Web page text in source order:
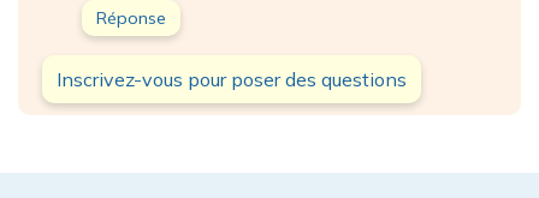
Réponse
Inscrivez-vous pour poser des questions